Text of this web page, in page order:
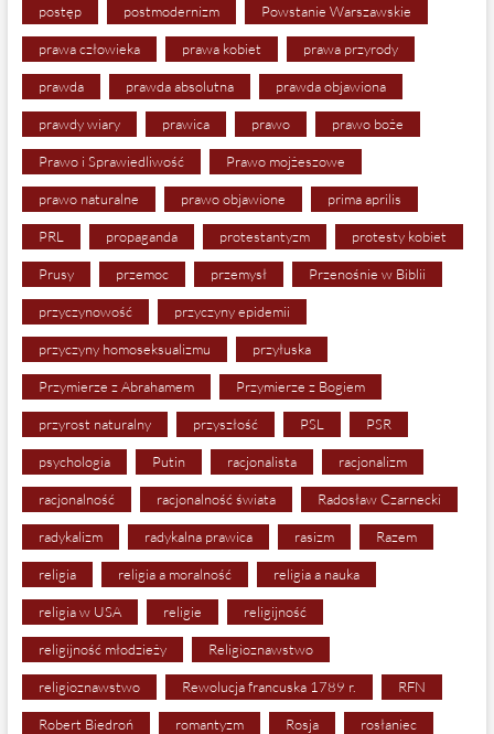
postęp postmodernizm Powstanie Warszawskie
prawa człowieka prawa kobiet prawa przyrody
prawda prawda absolutna prawda objawiona
prawdy wiary prawica prawo prawo boże
Prawo i Sprawiedliwość Prawo mojżeszowe
prawo naturalne prawo objawione prima aprilis
PRL propaganda protestantyzm protesty kobiet
Prusy przemoc przemysł Przenośnie w Biblii
przyczynowość przyczyny epidemii
przyczyny homoseksualizmu przyłuska
Przymierze z Abrahamem Przymierze z Bogiem
przyrost naturalny przyszłość PSL PSR
psychologia Putin racjonalista racjonalizm
racjonalność racjonalność świata Radosław Czarnecki
radykalizm radykalna prawica rasizm Razem
religia religia a moralność religia a nauka
religia w USA religie religijność
religijność młodzieży Religioznawstwo
religioznawstwo Rewolucja francuska 1789 r. RFN
Robert Biedroń romantyzm Rosja rosłaniec